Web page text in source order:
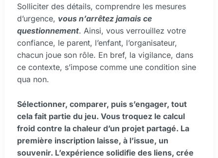
Solliciter des détails, comprendre les mesures
d’urgence, vous n’arrêtez jamais ce
questionnement. Ainsi, vous verrouillez votre
confiance, le parent, l’enfant, l’organisateur,
chacun joue son rôle. En bref, la vigilance, dans
ce contexte, s’impose comme une condition sine
qua non.
Sélectionner, comparer, puis s’engager, tout
cela fait partie du jeu. Vous troquez le calcul
froid contre la chaleur d’un projet partagé. La
première inscription laisse, à l’issue, un
souvenir. L’expérience solidifie des liens, crée